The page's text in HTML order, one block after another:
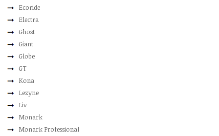
Ecoride
Electra
Ghost
Giant
Globe
GT
Kona
Lezyne
Liv
Monark
Monark Professional